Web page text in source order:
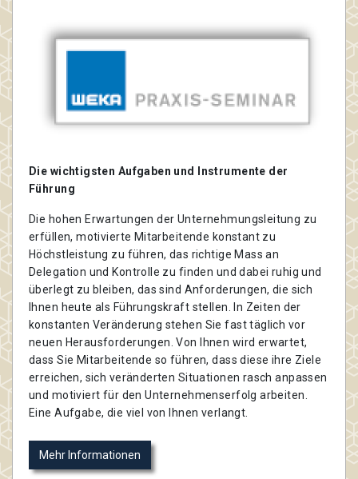
Die wichtigsten Aufgaben und Instrumente der
Führung
Die hohen Erwartungen der Unternehmungsleitung zu
erfüllen, motivierte Mitarbeitende konstant zu
Höchstleistung zu führen, das richtige Mass an
Delegation und Kontrolle zu finden und dabei ruhig und
überlegt zu bleiben, das sind Anforderungen, die sich
Ihnen heute als Führungskraft stellen. In Zeiten der
konstanten Veränderung stehen Sie fast täglich vor
neuen Herausforderungen. Von Ihnen wird erwartet,
dass Sie Mitarbeitende so führen, dass diese ihre Ziele
erreichen, sich veränderten Situationen rasch anpassen
und motiviert für den Unternehmenserfolg arbeiten.
Eine Aufgabe, die viel von Ihnen verlangt.
Mehr Informationen